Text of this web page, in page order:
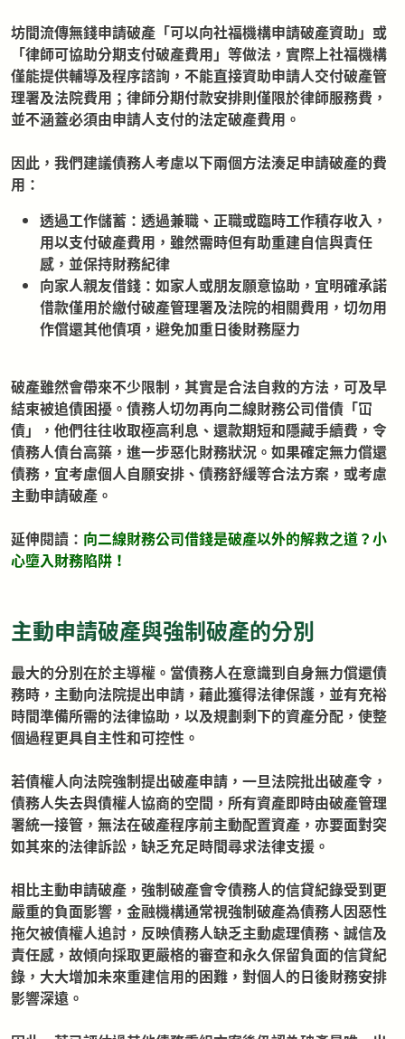
坊間流傳無錢申請破產「可以向社福機構申請破產資助」或
「律師可協助分期支付破產費用」等做法，實際上社福機構
僅能提供輔導及程序諮詢，不能直接資助申請人交付破產管
理署及法院費用；律師分期付款安排則僅限於律師服務費，
並不涵蓋必須由申請人支付的法定破產費用。
因此，我們建議債務人考慮以下兩個方法湊足申請破產的費
用：
透過工作儲蓄：透過兼職、正職或臨時工作積存收入，
用以支付破產費用，雖然需時但有助重建自信與責任
感，並保持財務紀律
向家人親友借錢：如家人或朋友願意協助，宜明確承諾
借款僅用於繳付破產管理署及法院的相關費用，切勿用
作償還其他債項，避免加重日後財務壓力
破產雖然會帶來不少限制，其實是合法自救的方法，可及早
結束被追債困擾。債務人切勿再向二線財務公司借債「冚
債」，他們往往收取極高利息、還款期短和隱藏手續費，令
債務人債台高築，進一步惡化財務狀況。如果確定無力償還
債務，宜考慮個人自願安排、債務舒緩等合法方案，或考慮
主動申請破產。
延伸閱讀： 向二線財務公司借錢是破產以外的解救之道？小
心墮入財務陷阱！
主動申請破產與強制破產的分別
最大的分別在於主導權。當債務人在意識到自身無力償還債
務時，主動向法院提出申請，藉此獲得法律保護，並有充裕
時間準備所需的法律協助，以及規劃剩下的資產分配，使整
個過程更具自主性和可控性。
若債權人向法院強制提出破產申請，一旦法院批出破產令，
債務人失去與債權人協商的空間，所有資產即時由破產管理
署統一接管，無法在破產程序前主動配置資產，亦要面對突
如其來的法律訴訟，缺乏充足時間尋求法律支援。
相比主動申請破產，強制破產會令債務人的信貸紀錄受到更
嚴重的負面影響，金融機構通常視強制破產為債務人因惡性
拖欠被債權人追討，反映債務人缺乏主動處理債務、誠信及
責任感，故傾向採取更嚴格的審查和永久保留負面的信貸紀
錄，大大增加未來重建信用的困難，對個人的日後財務安排
影響深遠。